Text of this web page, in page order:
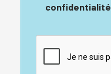
confidentialité